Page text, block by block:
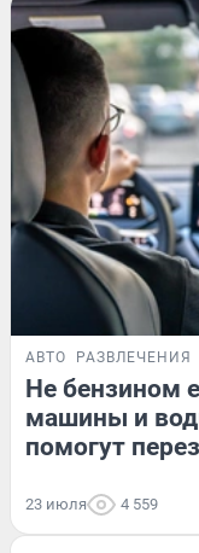
АВТО РАЗВЛЕЧЕНИЯ
Не бензином
машины и
помогут
23 июля 4 559